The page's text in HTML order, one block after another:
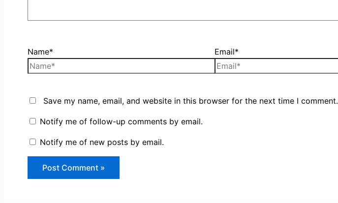
Name* Email*
Save my name, email, and website in this browser for the next time I comment.
Notify me of follow-up comments by email.
Notify me of new posts by email.